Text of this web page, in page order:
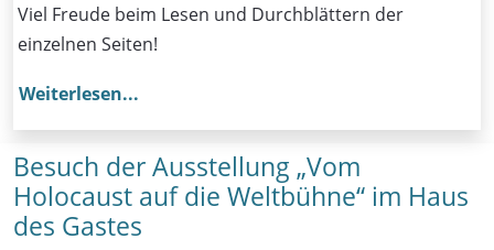
Viel Freude beim Lesen und Durchblättern der
einzelnen Seiten!
Weiterlesen...
Besuch der Ausstellung „Vom
Holocaust auf die Weltbühne“ im Haus
des Gastes